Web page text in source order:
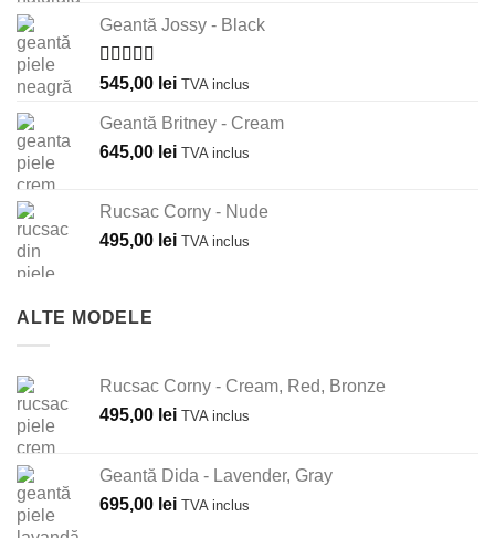
Geantă Jossy - Black
Evaluat la
din 5
545,00 lei TVA inclus
Geantă Britney - Cream
645,00 lei TVA inclus
Rucsac Corny - Nude
495,00 lei TVA inclus
ALTE MODELE
Rucsac Corny - Cream, Red, Bronze
495,00 lei TVA inclus
Geantă Dida - Lavender, Gray
695,00 lei TVA inclus